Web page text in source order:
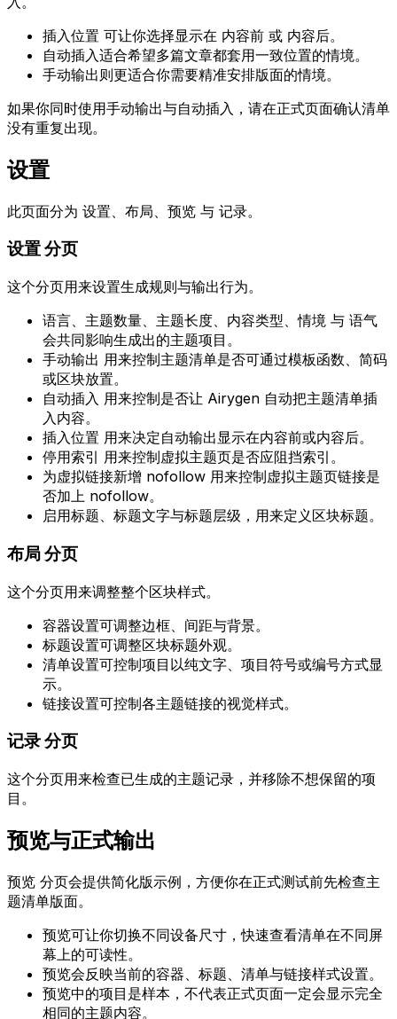
插入位置 可让你选择显示在 内容前 或 内容后。
自动插入适合希望多篇文章都套用一致位置的情境。
手动输出则更适合你需要精准安排版面的情境。
如果你同时使用手动输出与自动插入，请在正式页面确认清单
没有重复出现。
设置
此页面分为 设置 布局 预览 与 记录。
设置分页
这个分页用来设置生成规则与输出行为。
语言、 主题数量、 主题长度、 内容类型、情境 与 语气
会共同影响生成出的主题项目。
手动输出 用来控制主题清单是否可通过模板函数、简码
或区块放置。
自动插入 用来控制是否让 Airygen 自动把主题清单插
入内容。
插入位置 用来决定自动输出显示在内容前或内容后。
停用索引 用来控制虚拟主题页是否应阻挡索引。
为虚拟链接新增 nofollow 用来控制虚拟主题页链接是
否加上 nofollow。
启用标题、标题文字与标题层级，用来定义区块标题。
布局分页
这个分页用来调整整个区块样式。
容器设置可调整边框、间距与背景。
标题设置可调整区块标题外观。
清单设置可控制项目以纯文字、项目符号或编号方式显
示。
链接设置可控制各主题链接的视觉样式。
记录分页
这个分页用来检查已生成的主题记录，并移除不想保留的项
目。
预览与正式输出
预览 分页会提供简化版示例，方便你在正式测试前先检查主
题清单版面。
预览可让你切换不同设备尺寸，快速查看清单在不同屏
幕上的可读性。
预览会反映当前的容器、标题、清单与链接样式设置。
预览中的项目是样本，不代表正式页面一定会显示完全
相同的主题内容。